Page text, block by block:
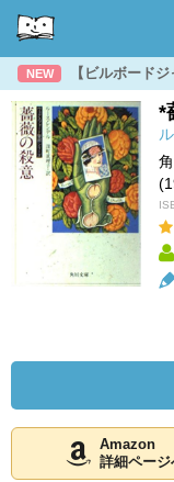
NEW 【ビルボード
*
Amazon
詳細ページ